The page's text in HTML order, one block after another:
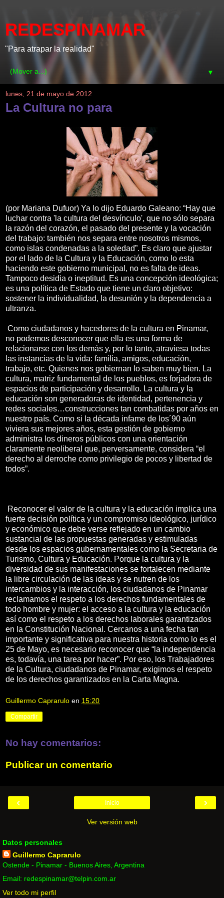
REDESPINAMAR
"Para atrapar la realidad"
▼
lunes, 21 de mayo de 2012
La Cultura no para
(por Mariana Dufuor) Ya lo dijo Eduardo Galeano: “Hay que
luchar contra 'la cultura del desvínculo', que no sólo separa
la razón del corazón, el pasado del presente y la vocación
del trabajo: también nos separa entre nosotros mismos,
como islas condenadas a la soledad”. Es claro que ajustar
por el lado de la Cultura y la Educación, como lo esta
haciendo este gobierno municipal, no es falta de ideas.
Tampoco desidia o ineptitud. Es una concepción ideológica;
es una política de Estado que tiene un claro objetivo:
sostener la individualidad, la desunión y la dependencia a
ultranza.
Como ciudadanos y hacedores de la cultura en Pinamar,
no podemos desconocer que ella es una forma de
relacionarse con los demás y, por lo tanto, atraviesa todas
las instancias de la vida: familia, amigos, educación,
trabajo, etc. Quienes nos gobiernan lo saben muy bien. La
cultura, matriz fundamental de los pueblos, es forjadora de
espacios de participación y desarrollo. La cultura y la
educación son generadoras de identidad, pertenencia y
redes sociales…construcciones tan combatidas por años en
nuestro país. Como si la década infame de los´90 aún
viviera sus mejores años, esta gestión de gobierno
administra los dineros públicos con una orientación
claramente neoliberal que, perversamente, considera “el
derecho al derroche como privilegio de pocos y libertad de
todos”.
Reconocer el valor de la cultura y la educación implica una
fuerte decisión política y un compromiso ideológico, jurídico
y económico que debe verse reflejado en un cambio
sustancial de las propuestas generadas y estimuladas
desde los espacios gubernamentales como la Secretaria de
Turismo, Cultura y Educación. Porque la cultura y la
diversidad de sus manifestaciones se fortalecen mediante
la libre circulación de las ideas y se nutren de los
intercambios y la interacción, los ciudadanos de Pinamar
reclamamos el respeto a los derechos fundamentales de
todo hombre y mujer: el acceso a la cultura y la educación
así como el respeto a los derechos laborales garantizados
en la Constitución Nacional. Cercanos a una fecha tan
importante y significativa para nuestra historia como lo es el
25 de Mayo, es necesario reconocer que “la independencia
es, todavía, una tarea por hacer”. Por eso, los Trabajadores
de la Cultura, ciudadanos de Pinamar, exigimos el respeto
de los derechos garantizados en la Carta Magna.
Guillermo Caprarulo en 15:20
Compartir
No hay comentarios:
Publicar un comentario
‹ ›
Inicio
Ver versión web
Datos personales
Guillermo Caprarulo
Ostende - Pinamar - Buenos Aires, Argentina
Email: redespinamar@telpin.com.ar
Ver todo mi perfil